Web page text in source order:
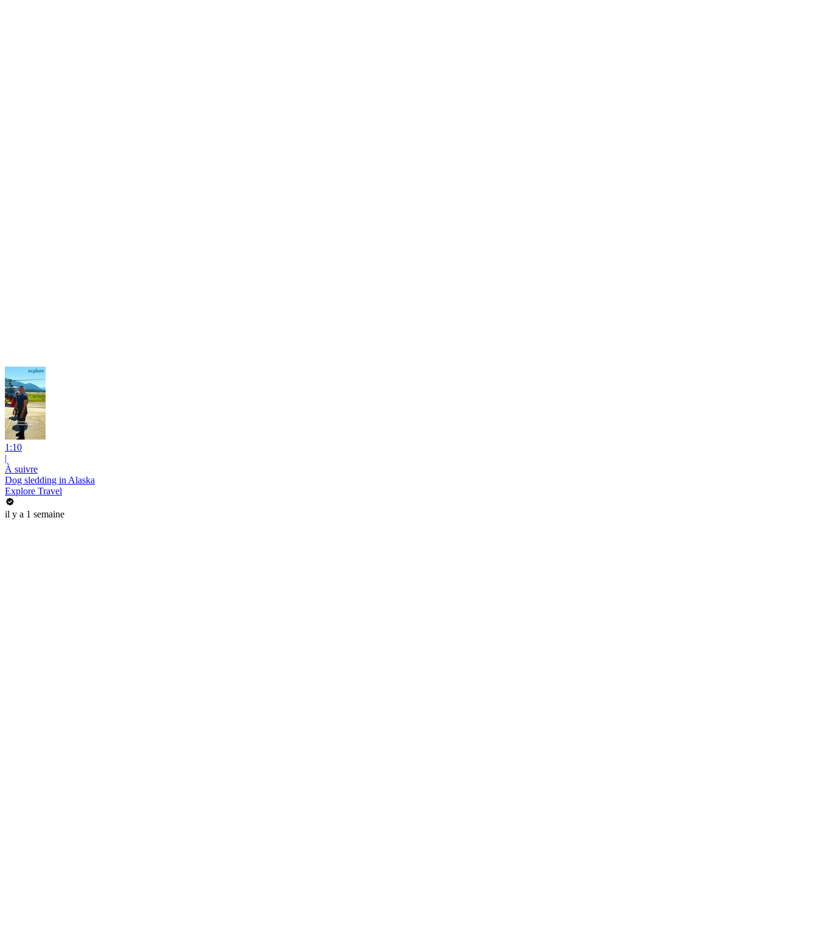
1:10
|
À suivre
Dog sledding in Alaska
Explore Travel
il y a 1 semaine